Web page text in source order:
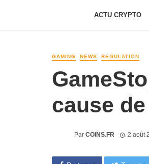
ACTU CRYPTO
GAMING NEWS REGULATION
cause
Par COINS.FR 2 août